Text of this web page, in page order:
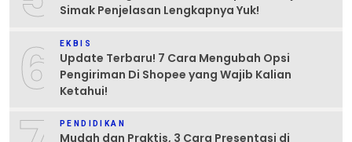
Simak Penjelasan Lengkapnya Yuk!
6 EKBIS
Update Terbaru! 7 Cara Mengubah Opsi
Pengiriman Di Shopee yang Wajib Kalian
Ketahui!
PENDIDIKAN
Mudah dan Praktis, 3 Cara Presentasi di